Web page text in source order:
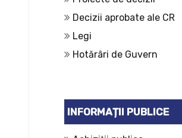
Decizii aprobate ale CR
Legi
Hotărâri de Guvern
INFORMAȚII PUBLICE